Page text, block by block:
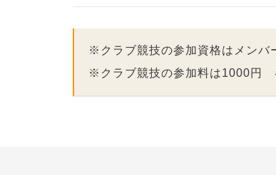
※クラブ競技の参加資格はメンバ
※クラブ競技の参加料は1000円